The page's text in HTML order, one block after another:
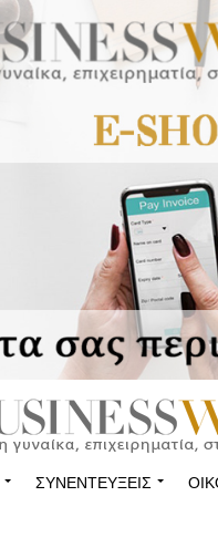
ΣΥΝΕΝΤΕΎΞΕΙΣ